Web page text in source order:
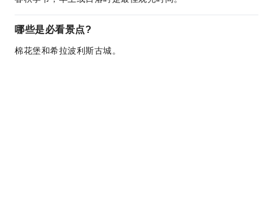
哪些是必看景点?
棉花堡和希拉波利斯古城。